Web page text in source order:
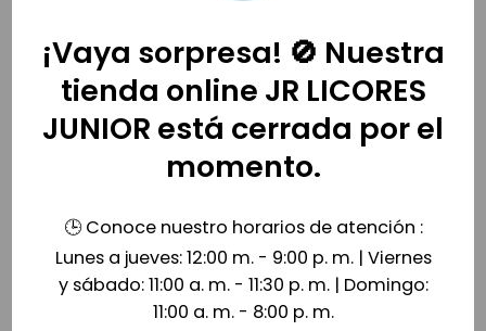
Productos relacionados
Ron Quimbaya Gold 700ml
¡Vaya sorpresa! 🚫 Nuestra
tienda online JR LICORES
JUNIOR está cerrada por el
momento.
🕒 Conoce nuestro horarios de atención :
Lunes a jueves: 12:00 m. - 9:00 p. m. | Viernes
y sábado: 11:00 a. m. - 11:30 p. m. | Domingo:
11:00 a. m. - 8:00 p. m.